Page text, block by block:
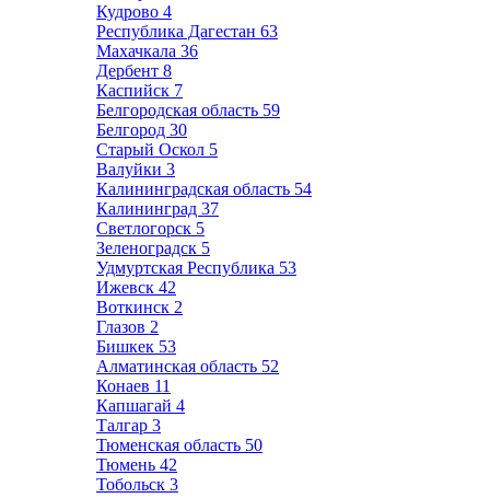
Кудрово 4
Республика Дагестан 63
Махачкала 36
Дербент 8
Каспийск 7
Белгородская область 59
Белгород 30
Старый Оскол 5
Валуйки 3
Калининградская область 54
Калининград 37
Светлогорск 5
Зеленоградск 5
Удмуртская Республика 53
Ижевск 42
Воткинск 2
Глазов 2
Бишкек 53
Алматинская область 52
Конаев 11
Капшагай 4
Талгар 3
Тюменская область 50
Тюмень 42
Тобольск 3